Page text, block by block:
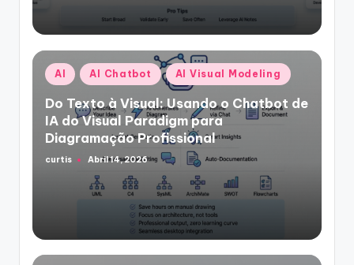
Posted
in
AI AI Chatbot AI Visual Modeling
Do Texto à Visual: Usando o Chatbot de
IA do Visual Paradigm para
Diagramação Profissional
Posted
curtis Abril 14, 2026